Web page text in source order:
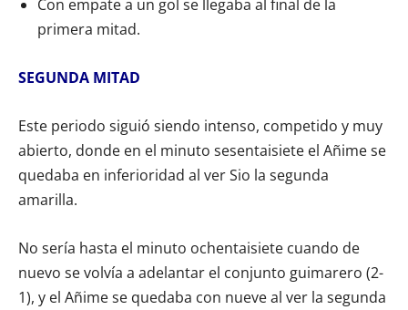
Con empate a un gol se llegaba al final de la
primera mitad.
SEGUNDA MITAD
Este periodo siguió siendo intenso, competido y muy
abierto, donde en el minuto sesentaisiete el Añime se
quedaba en inferioridad al ver Sio la segunda
amarilla.
No sería hasta el minuto ochentaisiete cuando de
nuevo se volvía a adelantar el conjunto guimarero (2-
1), y el Añime se quedaba con nueve al ver la segunda